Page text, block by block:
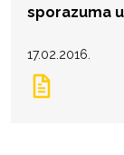
sporazuma
17.02.2016.